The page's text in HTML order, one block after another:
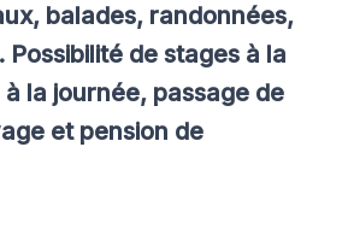
balades, randonnées,
de stages à la
la journée, passage de
et pension de